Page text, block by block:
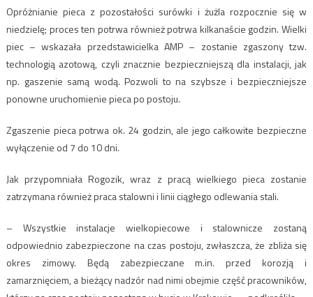
Opróżnianie pieca z pozostałości surówki i żużla rozpocznie się w
niedzielę; proces ten potrwa również potrwa kilkanaście godzin. Wielki
piec – wskazała przedstawicielka AMP – zostanie zgaszony tzw.
technologią azotową, czyli znacznie bezpieczniejszą dla instalacji, jak
np. gaszenie samą wodą. Pozwoli to na szybsze i bezpieczniejsze
ponowne uruchomienie pieca po postoju.
Zgaszenie pieca potrwa ok. 24 godzin, ale jego całkowite bezpieczne
wyłączenie od 7 do 10 dni.
Jak przypomniała Rogozik, wraz z pracą wielkiego pieca zostanie
zatrzymana również praca stalowni i linii ciągłego odlewania stali.
– Wszystkie instalacje wielkopiecowe i stalownicze zostaną
odpowiednio zabezpieczone na czas postoju, zwłaszcza, że zbliża się
okres zimowy. Będą zabezpieczane m.in. przed korozją i
zamarznięciem, a bieżący nadzór nad nimi obejmie część pracowników,